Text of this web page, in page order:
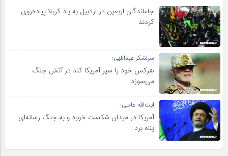
جاماندگان اربعین در اردبیل به یاد کربلا پیاده‌روی
کردند
سرلشکر عبداللهی:
هرکس خود را سپر آمریکا کند در آتش جنگ
می‌سوزد
آیت‌الله عاملی:
آمریکا در میدان شکست خورد و به جنگ رسانه‌ای
پناه برد